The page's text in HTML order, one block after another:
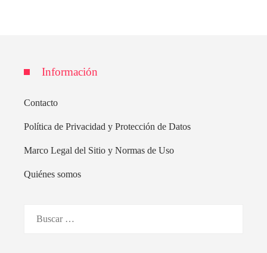
Información
Contacto
Política de Privacidad y Protección de Datos
Marco Legal del Sitio y Normas de Uso
Quiénes somos